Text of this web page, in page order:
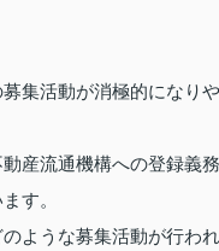
集活動が消極的になりや
産流通機構への登録義務
す。
ような募集活動が行われ